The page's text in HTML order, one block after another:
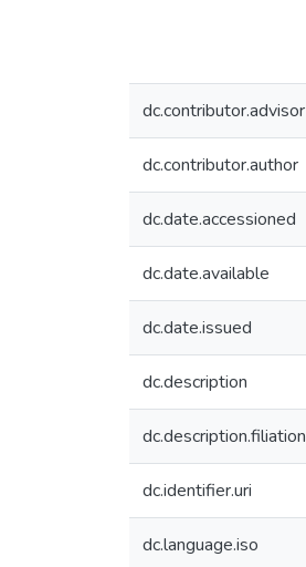
dc.contributor.advisor
dc.contributor.author
dc.date.accessioned
dc.date.available
dc.date.issued
dc.description
dc.description.filiation
dc.identifier.uri
dc.language.iso